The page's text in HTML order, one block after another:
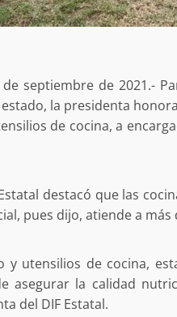
de septiembre de 2021.-
la presidenta
de cocina, a
destacó que las
pues dijo, atiende a
y utensilios de cocina,
asegurar la calidad
del DIF Estatal.